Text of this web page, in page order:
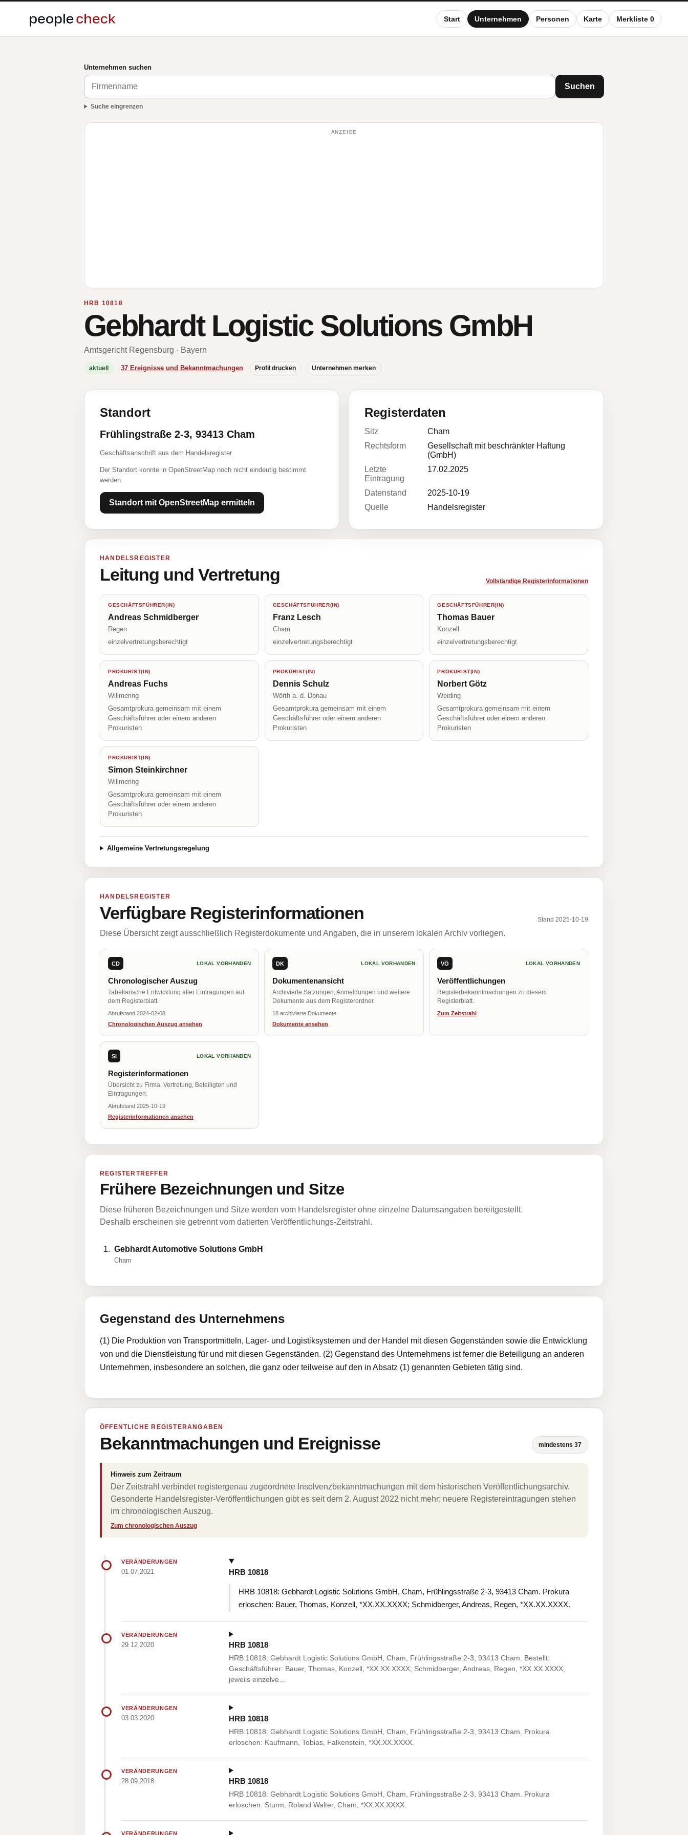
Start Unternehmen Personen Karte Merkliste 0
Unternehmen suchen
Suchen
Suche eingrenzen
ANZEIGE
HRB 10818
Gebhardt Logistic Solutions GmbH
Amtsgericht Regensburg · Bayern
aktuell 37 Ereignisse und Bekanntmachungen Profil drucken Unternehmen merken
Standort
Frühlingstraße 2-3, 93413 Cham
Geschäftsanschrift aus dem Handelsregister
Der Standort konnte in OpenStreetMap noch nicht eindeutig bestimmt
werden.
Standort mit OpenStreetMap ermitteln
Registerdaten
Sitz
Cham
Rechtsform
Gesellschaft mit beschränkter Haftung
(GmbH)
Letzte
Eintragung
17.02.2025
Datenstand
2025-10-19
Quelle
Handelsregister
HANDELSREGISTER
Leitung und Vertretung Vollständige Registerinformationen
GESCHÄFTSFÜHRER(IN)
Andreas Schmidberger
Regen
einzelvertretungsberechtigt
GESCHÄFTSFÜHRER(IN)
Franz Lesch
Cham
einzelvertretungsberechtigt
GESCHÄFTSFÜHRER(IN)
Thomas Bauer
Konzell
einzelvertretungsberechtigt
PROKURIST(IN)
Andreas Fuchs
Willmering
Gesamtprokura gemeinsam mit einem
Geschäftsführer oder einem anderen
Prokuristen
PROKURIST(IN)
Dennis Schulz
Wörth a. d. Donau
Gesamtprokura gemeinsam mit einem
Geschäftsführer oder einem anderen
Prokuristen
PROKURIST(IN)
Norbert Götz
Weiding
Gesamtprokura gemeinsam mit einem
Geschäftsführer oder einem anderen
Prokuristen
PROKURIST(IN)
Simon Steinkirchner
Willmering
Gesamtprokura gemeinsam mit einem
Geschäftsführer oder einem anderen
Prokuristen
Allgemeine Vertretungsregelung
HANDELSREGISTER
Verfügbare Registerinformationen Stand 2025-10-19
Diese Übersicht zeigt ausschließlich Registerdokumente und Angaben, die in unserem lokalen Archiv vorliegen.
CD LOKAL VORHANDEN
Chronologischer Auszug
Tabellarische Entwicklung aller Eintragungen auf
dem Registerblatt.
Abrufstand 2024-02-08
Chronologischen Auszug ansehen
DK LOKAL VORHANDEN
Dokumentenansicht
Archivierte Satzungen, Anmeldungen und weitere
Dokumente aus dem Registerordner.
18 archivierte Dokumente
Dokumente ansehen
VÖ LOKAL VORHANDEN
Veröffentlichungen
Registerbekanntmachungen zu diesem
Registerblatt.
Zum Zeitstrahl
SI LOKAL VORHANDEN
Registerinformationen
Übersicht zu Firma, Vertretung, Beteiligten und
Eintragungen.
Abrufstand 2025-10-19
Registerinformationen ansehen
REGISTERTREFFER
Frühere Bezeichnungen und Sitze
Diese früheren Bezeichnungen und Sitze werden vom Handelsregister ohne einzelne Datumsangaben bereitgestellt.
Deshalb erscheinen sie getrennt vom datierten Veröffentlichungs-Zeitstrahl.
Gebhardt Automotive Solutions GmbH
Cham
Gegenstand des Unternehmens
(1) Die Produktion von Transportmitteln, Lager- und Logistiksystemen und der Handel mit diesen Gegenständen sowie die Entwicklung
von und die Dienstleistung für und mit diesen Gegenständen. (2) Gegenstand des Unternehmens ist ferner die Beteiligung an anderen
Unternehmen, insbesondere an solchen, die ganz oder teilweise auf den in Absatz (1) genannten Gebieten tätig sind.
ÖFFENTLICHE REGISTERANGABEN
Bekanntmachungen und Ereignisse mindestens 37
Hinweis zum Zeitraum
Der Zeitstrahl verbindet registergenau zugeordnete Insolvenzbekanntmachungen mit dem historischen Veröffentlichungsarchiv.
Gesonderte Handelsregister-Veröffentlichungen gibt es seit dem 2. August 2022 nicht mehr; neuere Registereintragungen stehen
im chronologischen Auszug.
Zum chronologischen Auszug
VERÄNDERUNGEN
01.07.2021 HRB 10818
HRB 10818: Gebhardt Logistic Solutions GmbH, Cham, Frühlingsstraße 2-3, 93413 Cham. Prokura
erloschen: Bauer, Thomas, Konzell, *XX.XX.XXXX; Schmidberger, Andreas, Regen, *XX.XX.XXXX.
VERÄNDERUNGEN
29.12.2020 HRB 10818
HRB 10818: Gebhardt Logistic Solutions GmbH, Cham, Frühlingsstraße 2-3, 93413 Cham. Bestellt:
Geschäftsführer: Bauer, Thomas, Konzell, *XX.XX.XXXX; Schmidberger, Andreas, Regen, *XX.XX.XXXX,
jeweils einzelve…
VERÄNDERUNGEN
03.03.2020 HRB 10818
HRB 10818: Gebhardt Logistic Solutions GmbH, Cham, Frühlingsstraße 2-3, 93413 Cham. Prokura
erloschen: Kaufmann, Tobias, Falkenstein, *XX.XX.XXXX.
VERÄNDERUNGEN
28.09.2018 HRB 10818
HRB 10818: Gebhardt Logistic Solutions GmbH, Cham, Frühlingsstraße 2-3, 93413 Cham. Prokura
erloschen: Sturm, Roland Walter, Cham, *XX.XX.XXXX.
VERÄNDERUNGEN